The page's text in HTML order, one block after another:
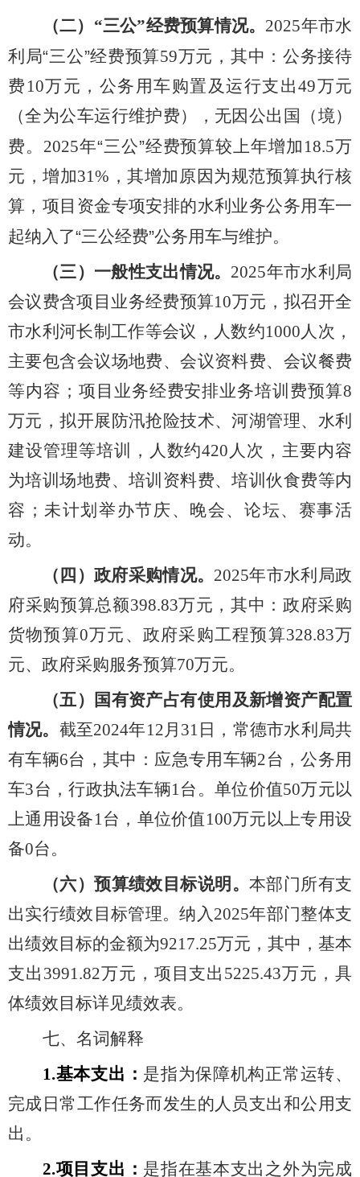
（二）“三公”经费预算情况。 2025年市水
利局“三公”经费预算59万元，其中：公务接待
费 10万元，公务用车购置及运行支出49万元
（全为公车运行维护费），无因公出国（境）
费。 2025年“三公”经费预算较上年增加 18.5万
元，增加31% ，其增加原因为规范预算执行核
算，项目资金专项安排的水利业务公务用车一
起纳入了“三公经费”公务用车与维护。
（三）一般性支出情况。 2025年市水利局
会议费含项目业务经费预算10万元，拟召开全
市水利河长制工作等会议，人数约1000 人次，
主要包含会议场地费、会议资料费、会议餐费
等内容；项目业务经费安排业务培训费预算8
万元，拟开展防汛抢险技术、河湖管理、水利
建设管理等培训，人数约420 人次，主要内容
为培训场地费、培训资料费、培训伙食费等内
容；未计划举办节庆、晚会、论坛、赛事活
动。
（四）政府采购情况。 2025年市水利局政
府采购预算总额398.83万元，其中：政府采购
货物预算0万元、政府采购工程预算328.83万
元、政府采购服务预算70万元。
（五）国有资产占有使用及新增资产配置
情况。 截至2024年12 月 31 日，常德市水利局共
有车辆6台，其中：应急专用车辆2台，公务用
车3台，行政执法车辆1 台。单位价值50万元以
上通用设备1 台，单位价值100万元以上专用设
备0台。
（六）预算绩效目标说明。 本部门所有支
出实行绩效目标管理。纳入 2025年部门整体支
出绩效目标的金额为9217.25万元，其中，基本
支出 3991.82万元，项目支出 5225.43万元，具
体绩效目标详见绩效表。
七、名词解释
1.基本支出： 是指为保障机构正常运转、
完成日常工作任务而发生的人员支出和公用支
出。
2.项目支出： 是指在基本支出之外为完成